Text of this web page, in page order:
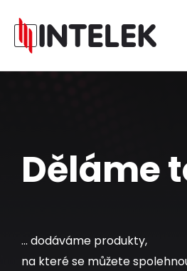
Děláme
... dodáváme produkty,
na které se můžete